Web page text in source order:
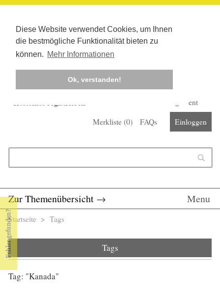
Diese Website verwendet Cookies, um Ihnen
die bestmögliche Funktionalität bieten zu
können. Mehr Informationen
Ok, verstanden!
Kostenlos registrieren
Corona-Management
Merkliste (0) FAQs Einloggen
Zur Themenübersicht → Menu
Sie sind hier
Startseite > Tags
Tags
Tag: "Kanada"